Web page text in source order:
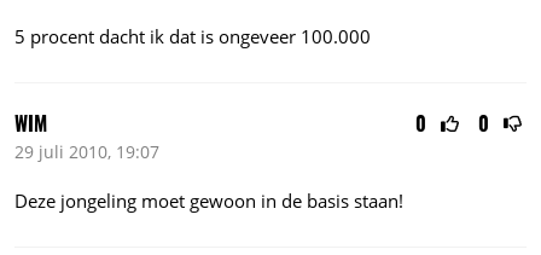
5 procent dacht ik dat is ongeveer 100.000
0 0
WIM
29 juli 2010, 19:07
Deze jongeling moet gewoon in de basis staan!